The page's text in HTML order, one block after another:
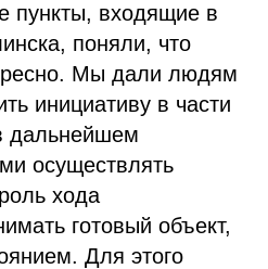
пункты, входящие в
поняли, что
Мы дали людям
инициативу в части
дальнейшем
осуществлять
хода
готовый объект,
Для этого